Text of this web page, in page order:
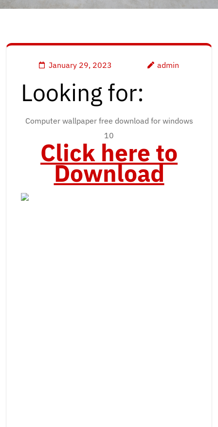
January 29, 2023 admin
Looking for:
Computer wallpaper free download for windows
10
Click here to
Download